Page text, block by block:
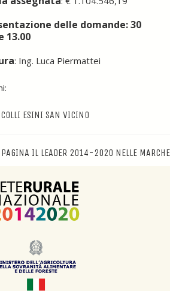
delle domande: 30
13.00
: Ing. Luca Piermattei
ESINI SAN VICINO
IL LEADER 2014-2020 NELLE MARCHE